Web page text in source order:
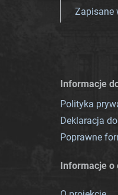
Zapisane
Informacje
Polityka
Deklaracja
Poprawne
Informacje o